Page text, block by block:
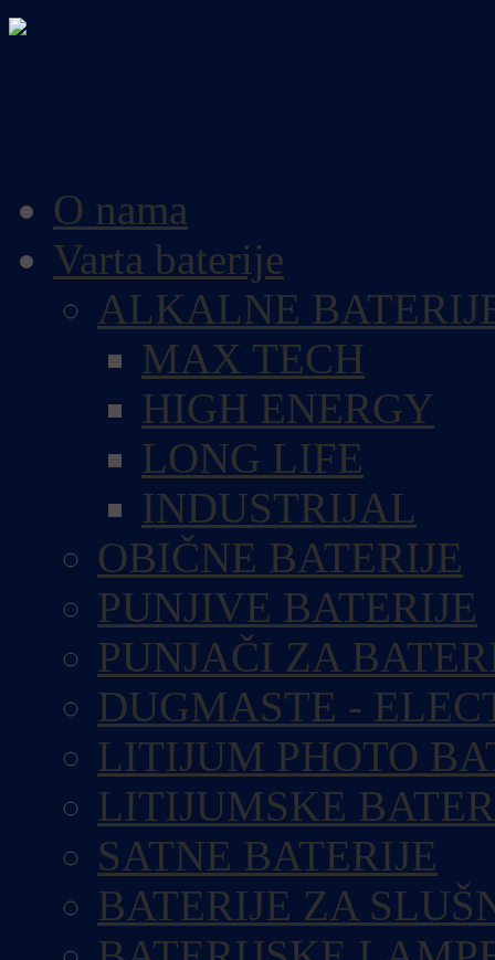
O nama
Varta baterije
ALKALNE
MAX TECH
HIGH ENERGY
LONG LIFE
INDUSTRIJAL
OBIČNE BATERIJE
PUNJIVE BATERIJE
PUNJAČI ZA
DUGMASTE -
LITIJUM PHOTO
LITIJUMSKE
SATNE BATERIJE
BATERIJE ZA